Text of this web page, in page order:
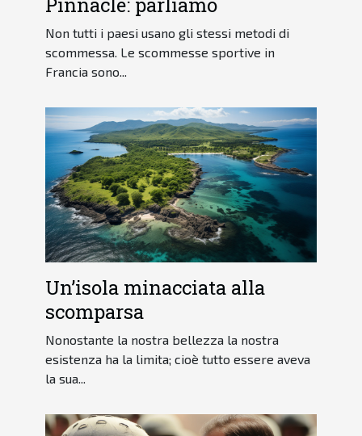
Pinnacle: parliamo
Non tutti i paesi usano gli stessi metodi di
scommessa. Le scommesse sportive in
Francia sono...
Un’isola minacciata alla
scomparsa
Nonostante la nostra bellezza la nostra
esistenza ha la limita; cioè tutto essere aveva
la sua...